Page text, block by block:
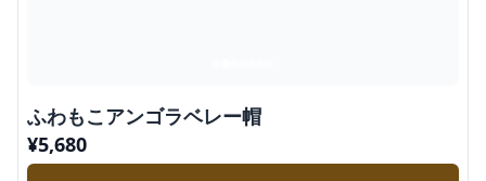
ふわもこアンゴラベレー帽
¥5,680